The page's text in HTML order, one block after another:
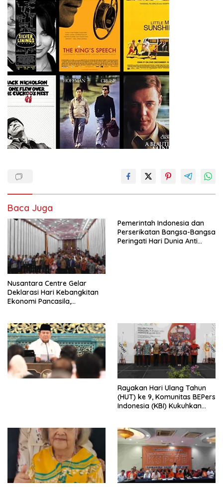
Baca Juga
Nusantara Centre Gelar
Deklarasi Hari Kebangkitan
Ekonomi Pancasila,
Penjajahan (Pergolakan
Ekonomi Politik Indonesia) &
Simposium Nasional “Urgensi
Undang-Undang
Perekonomian Nasional dan
Kesejahteraan Sosial dalam
Pemerintah Indonesia dan
Perserikatan Bangsa-Bangsa
Peringati Hari Dunia Anti
Rayakan Hari Ulang Tahun
(HUT) ke 9, Komunitas BEPers
Indonesia (KBI) Kukuhkan
Tema: “Penguatan dan
Pengembangan Organisasi
KBI yang Berbasis Riset di
seluruh Indonesia dan
Mancanegara”.